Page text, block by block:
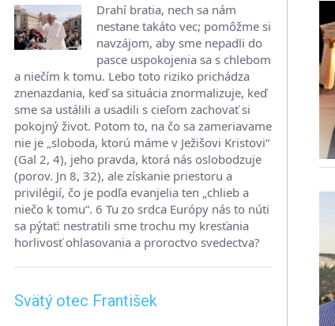
Drahí bratia, nech sa nám
nestane takáto vec; pomôžme si
navzájom, aby sme nepadli do
pasce uspokojenia sa s chlebom
a niečím k tomu. Lebo toto riziko prichádza
znenazdania, keď sa situácia znormalizuje, keď
sme sa ustálili a usadili s cieľom zachovať si
pokojný život. Potom to, na čo sa zameriavame
nie je „sloboda, ktorú máme v Ježišovi Kristovi“
(Gal 2, 4), jeho pravda, ktorá nás oslobodzuje
(porov. Jn 8, 32), ale získanie priestoru a
privilégií, čo je podľa evanjelia ten „chlieb a
niečo k tomu“. 6 Tu zo srdca Európy nás to núti
sa pýtať: nestratili sme trochu my kresťania
horlivosť ohlasovania a proroctvo svedectva?
Svätý otec František